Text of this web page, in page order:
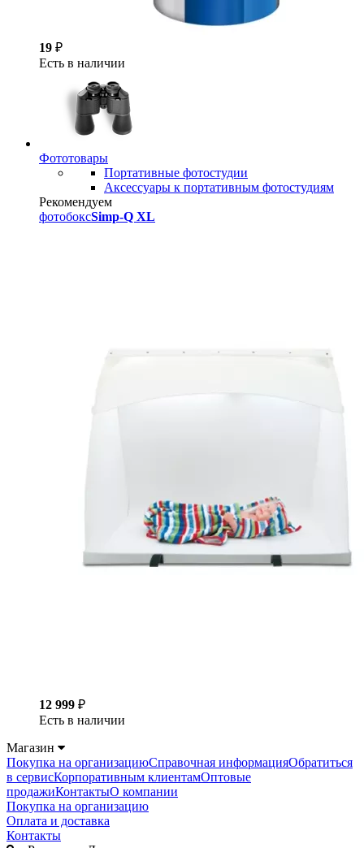
19 ₽
Есть в наличии
Фототовары
Портативные фотостудии
Аксессуары к портативным фотостудиям
Рекомендуем
фотобоксSimp-Q XL
12 999 ₽
Есть в наличии
Магазин
Покупка на организациюСправочная информацияОбратиться
в сервисКорпоративным клиентамОптовые
продажиКонтактыО компании
Покупка на организацию
Оплата и доставка
Контакты